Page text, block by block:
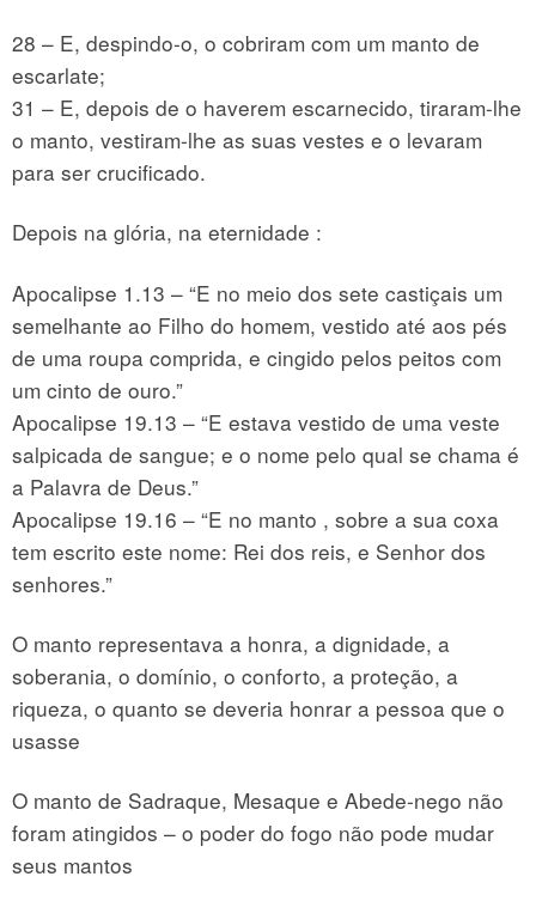
28 – E, despindo-o, o cobriram com um manto de
escarlate;
31 – E, depois de o haverem escarnecido, tiraram-lhe
o manto, vestiram-lhe as suas vestes e o levaram
para ser crucificado.
Depois na glória, na eternidade :
Apocalipse 1.13 – “E no meio dos sete castiçais um
semelhante ao Filho do homem, vestido até aos pés
de uma roupa comprida, e cingido pelos peitos com
um cinto de ouro.”
Apocalipse 19.13 – “E estava vestido de uma veste
salpicada de sangue; e o nome pelo qual se chama é
a Palavra de Deus.”
Apocalipse 19.16 – “E no manto , sobre a sua coxa
tem escrito este nome: Rei dos reis, e Senhor dos
senhores.”
O manto representava a honra, a dignidade, a
soberania, o domínio, o conforto, a proteção, a
riqueza, o quanto se deveria honrar a pessoa que o
usasse
O manto de Sadraque, Mesaque e Abede-nego não
foram atingidos – o poder do fogo não pode mudar
seus mantos